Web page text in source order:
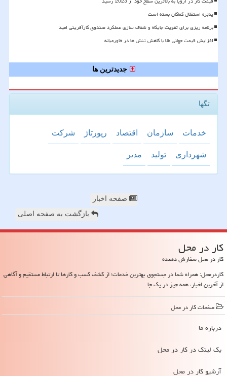
پنجره استقلال کماکان بسته است
برنامه ریزی برای تقویت جایگاه و شفاف سازی عملکرد صندوق کارآفرینی امید
افزایش قیمت جهانی طلا با کاهش تنش ها در خاورمیانه
جدیدترین ها
تگها
خدمات سازمان اقتصاد رپورتاژ شركت
شهرداری تولید مدیر
صفحه اخبار
بازگشت به صفحه اصلی
كار در محل
کار در محل سفارش دهنده
کاردرمحل: همراه شما در جستجوی بهترین خدمات؛ از کشف کسب و کارها تا ارتباط مستقیم و آگاهی
از آخرین اخبار، همه چیز در یک جا
صفحات كار در محل
درباره ما
بک لینک در كار در محل
آرشیو كار در محل